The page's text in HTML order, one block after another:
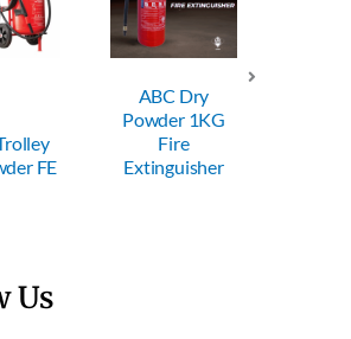
ABC Dry
Powder 1KG
Extinguisher
Us